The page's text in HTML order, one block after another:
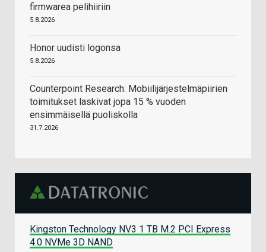
firmwarea pelihiiriin
5.8.2026
Honor uudisti logonsa
5.8.2026
Counterpoint Research: Mobiilijärjestelmäpiirien
toimitukset laskivat jopa 15 % vuoden
ensimmäisellä puoliskolla
31.7.2026
Kingston Technology NV3 1 TB M.2 PCI Express
4.0 NVMe 3D NAND